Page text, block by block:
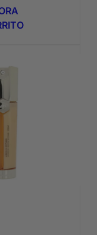
actual
es: